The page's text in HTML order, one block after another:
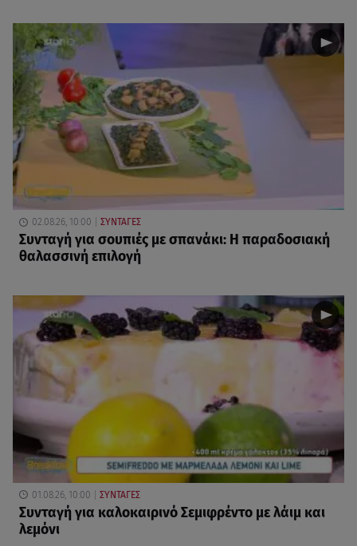
02.08.26, 10:00 ΣΥΝΤΑΓΕΣ
Συνταγή για σουπιές με σπανάκι: Η παραδοσιακή
θαλασσινή επιλογή
01.08.26, 10:00 ΣΥΝΤΑΓΕΣ
Συνταγή για καλοκαιρινό Σεμιφρέντο με λάιμ και
λεμόνι